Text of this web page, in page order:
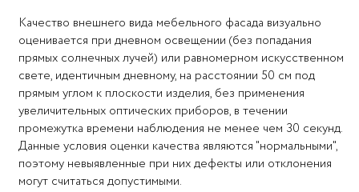
Качество внешнего вида мебельного фасада визуально
оценивается при дневном освещении (без попадания
прямых солнечных лучей) или равномерном искусственном
свете, идентичным дневному, на расстоянии 50 см под
прямым углом к плоскости изделия, без применения
увеличительных оптических приборов, в течении
промежутка времени наблюдения не менее чем 30 секунд.
Данные условия оценки качества являются "нормальными",
поэтому невыявленные при них дефекты или отклонения
могут считаться допустимыми.